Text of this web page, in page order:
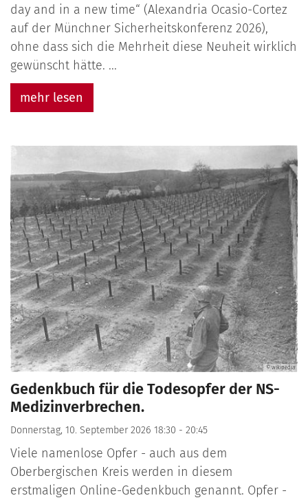
day and in a new time“ (Alexandria Ocasio-Cortez
auf der Münchner Sicherheitskonferenz 2026),
ohne dass sich die Mehrheit diese Neuheit wirklich
gewünscht hätte. ...
mehr lesen
© wikipedia
Gedenkbuch für die Todesopfer der NS-
Medizinverbrechen.
Donnerstag, 10. September 2026 18:30 - 20:45
Viele namenlose Opfer - auch aus dem
Oberbergischen Kreis werden in diesem
erstmaligen Online-Gedenkbuch genannt. Opfer -